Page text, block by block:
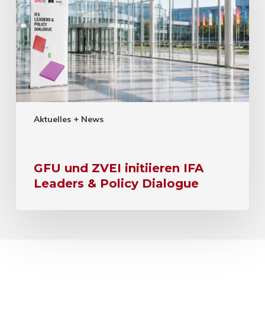
Aktuelles + News
GFU und ZVEI initiieren IFA
Leaders & Policy Dialogue